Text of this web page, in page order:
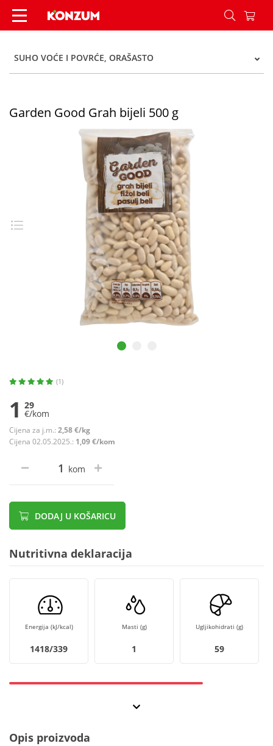
Garden Good Grah bijeli 500 g - Konzum
SUHO VOĆE I POVRĆE, ORAŠASTO
Garden Good Grah bijeli 500 g
(1)
1 29
€/kom
Cijena za j.m.: 2,58 €/kg
Cijena 02.05.2025.: 1,09 €/kom
kom
DODAJ U KOŠARICU
Nutritivna deklaracija
Energija (kJ/kcal)
1418/339
Masti (g)
1
Ugljikohidrati (g)
59
Opis proizvoda